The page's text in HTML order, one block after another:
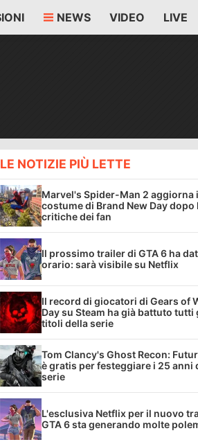
NEWS VIDEO LIVE
LE NOTIZIE PIÙ LETTE
Marvel's Spider-Man 2 aggiorna
costume di Brand New Day dopo
critiche dei fan
Il prossimo trailer di GTA 6 ha
orario: sarà visibile su Netflix
Il record di giocatori di Gears of
Day su Steam ha già battuto tutti
titoli della serie
Tom Clancy's Ghost Recon:
è gratis per festeggiare i 25 anni
serie
L'esclusiva Netflix per il nuovo
GTA 6 sta generando molte